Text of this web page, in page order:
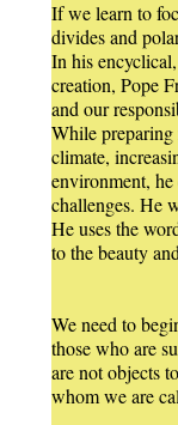
If we learn to
divides and
In his
creation, Pope
and our
While preparing
climate,
environment,
challenges. He
He uses the
to the beauty
We need to
those who are
are not objects
whom we are